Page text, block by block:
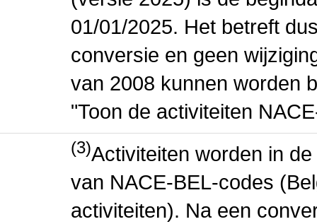
01/01/2025. Het betreft
conversie en geen
van 2008 kunnen worden
"Toon de activiteiten
(3)Activiteiten worden in
van NACE-BEL-codes
activiteiten). Na een